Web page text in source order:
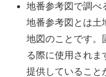
地番参考図で調べ
地番参考図とは土
地図のことです。
る際に使用されま
提供していること